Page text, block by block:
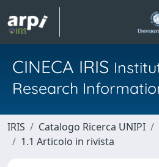
CINECA IRIS
Research
IRIS Catalogo Ricerca UNIPI
1.1 Articolo in rivista